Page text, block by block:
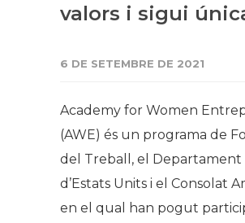
valors i sigui
6 DE SETEMBRE DE 2021
Academy for Women
(AWE) és un programa de
del Treball, el Departament
d’Estats Units i el Consolat
en el qual han pogut